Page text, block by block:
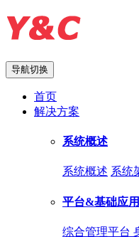
导航切换
首页
解决方案
系统概述
系统概述 系统
平台&基础应用
综合管理平台